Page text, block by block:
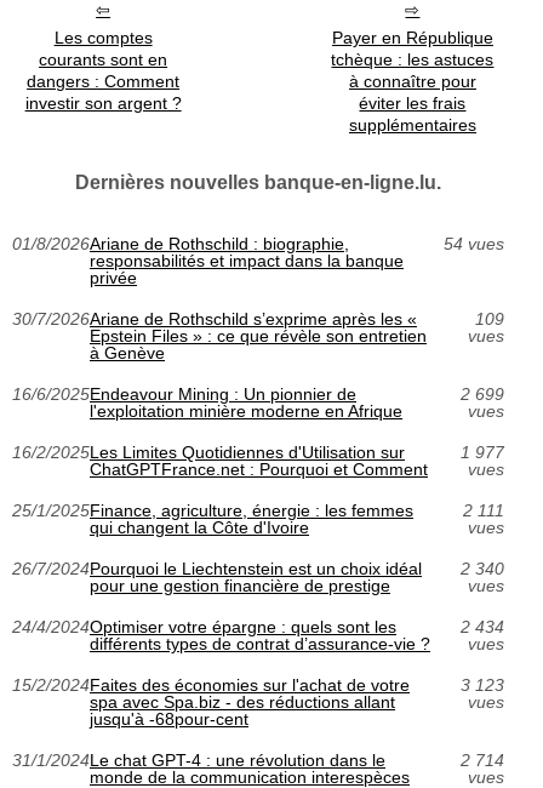
Les comptes
courants sont en
dangers : Comment
investir son argent ?
Payer en République
tchèque : les astuces
à connaître pour
éviter les frais
supplémentaires
Dernières nouvelles banque-en-ligne.lu.
01/8/2026Ariane de Rothschild : biographie,
responsabilités et impact dans la banque
privée
54 vues
30/7/2026Ariane de Rothschild s’exprime après les «
Epstein Files » : ce que révèle son entretien
à Genève
109
vues
16/6/2025Endeavour Mining : Un pionnier de
l'exploitation minière moderne en Afrique
2 699
vues
16/2/2025Les Limites Quotidiennes d'Utilisation sur
ChatGPTFrance.net : Pourquoi et Comment
1 977
vues
25/1/2025Finance, agriculture, énergie : les femmes
qui changent la Côte d'Ivoire
2 111
vues
26/7/2024Pourquoi le Liechtenstein est un choix idéal
pour une gestion financière de prestige
2 340
vues
24/4/2024Optimiser votre épargne : quels sont les
différents types de contrat d’assurance-vie ?
2 434
vues
15/2/2024Faites des économies sur l'achat de votre
spa avec Spa.biz - des réductions allant
jusqu'à -68pour-cent
3 123
vues
31/1/2024Le chat GPT-4 : une révolution dans le
monde de la communication interespèces
2 714
vues